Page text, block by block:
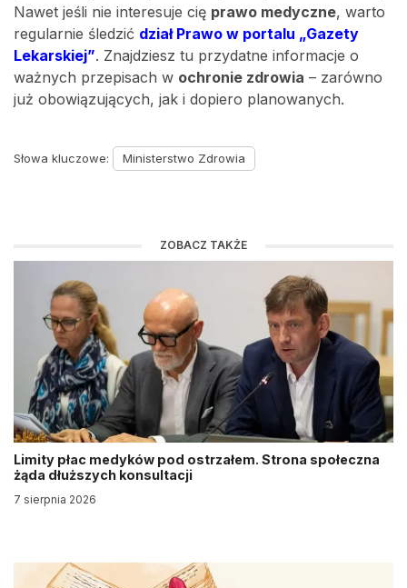
Nawet jeśli nie interesuje cię prawo medyczne, warto
regularnie śledzić dział Prawo w portalu „Gazety
Lekarskiej”. Znajdziesz tu przydatne informacje o
ważnych przepisach w ochronie zdrowia – zarówno
już obowiązujących, jak i dopiero planowanych.
Słowa kluczowe: Ministerstwo Zdrowia
ZOBACZ TAKŻE
Limity płac medyków pod ostrzałem. Strona społeczna
żąda dłuższych konsultacji
7 sierpnia 2026